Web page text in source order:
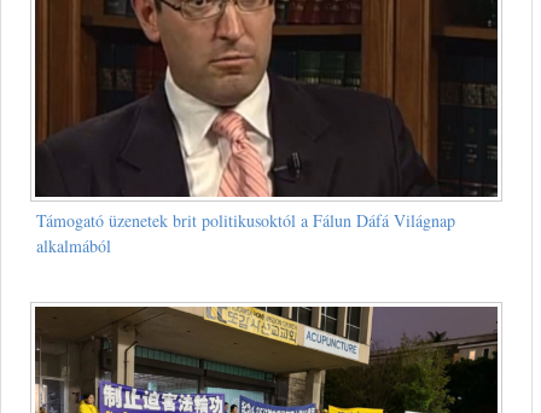
Támogató üzenetek brit politikusoktól a Fálun Dáfá Világnap
alkalmából